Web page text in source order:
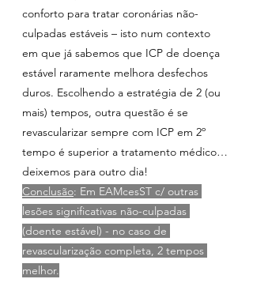
conforto para tratar coronárias não-
culpadas estáveis – isto num contexto
em que já sabemos que ICP de doença
estável raramente melhora desfechos
duros. Escolhendo a estratégia de 2 (ou
mais) tempos, outra questão é se
revascularizar sempre com ICP em 2º
tempo é superior a tratamento médico…
deixemos para outro dia!
Conclusão: Em EAMcesST c/ outras
lesões significativas não-culpadas
(doente estável) - no caso de
revascularização completa, 2 tempos
melhor.